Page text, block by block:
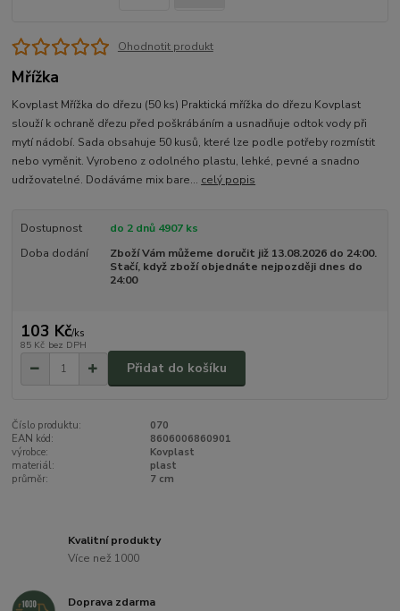
Ohodnotit produkt
Mřížka
Kovplast Mřížka do dřezu (50 ks) Praktická mřížka do dřezu Kovplast
slouží k ochraně dřezu před poškrábáním a usnadňuje odtok vody při
mytí nádobí. Sada obsahuje 50 kusů, které lze podle potřeby rozmístit
nebo vyměnit. Vyrobeno z odolného plastu, lehké, pevné a snadno
udržovatelné. Dodáváme mix bare... celý popis
Dostupnost
do 2 dnů 4907 ks
Doba dodání
Zboží Vám můžeme doručit již 13.08.2026 do 24:00.
Stačí, když zboží objednáte nejpozději dnes do
24:00
103 Kč/ks
85 Kč bez DPH
Přidat do košíku
Číslo produktu:
070
EAN kód:
8606006860901
výrobce:
Kovplast
materiál:
plast
průměr:
7 cm
Kvalitní produkty
Více než 1000
Doprava zdarma